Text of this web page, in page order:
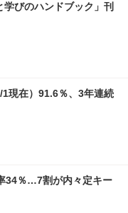
びのハンドブック」刊
現在）91.6％、3年連続
34％…7割が内々定キー